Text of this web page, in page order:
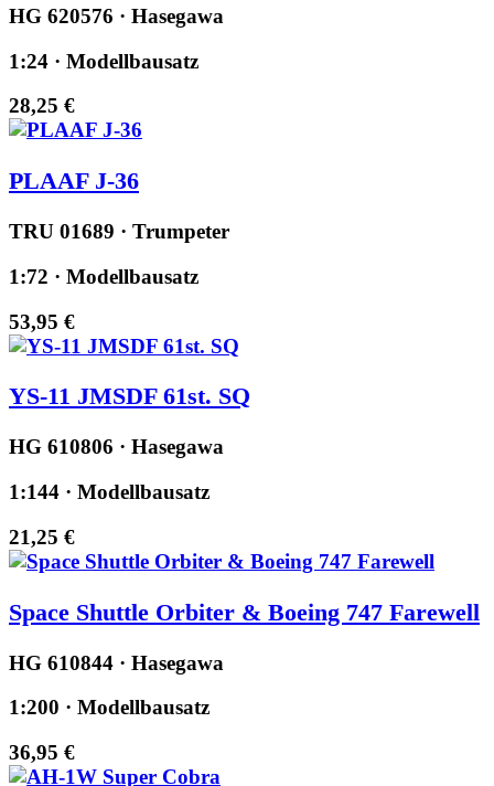
HG 620576 · Hasegawa
1:24 · Modellbausatz
28,25 €
PLAAF J-36
TRU 01689 · Trumpeter
1:72 · Modellbausatz
53,95 €
YS-11 JMSDF 61st. SQ
HG 610806 · Hasegawa
1:144 · Modellbausatz
21,25 €
Space Shuttle Orbiter & Boeing 747 Farewell
HG 610844 · Hasegawa
1:200 · Modellbausatz
36,95 €